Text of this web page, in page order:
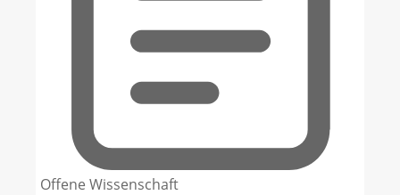
Offene Wissenschaft